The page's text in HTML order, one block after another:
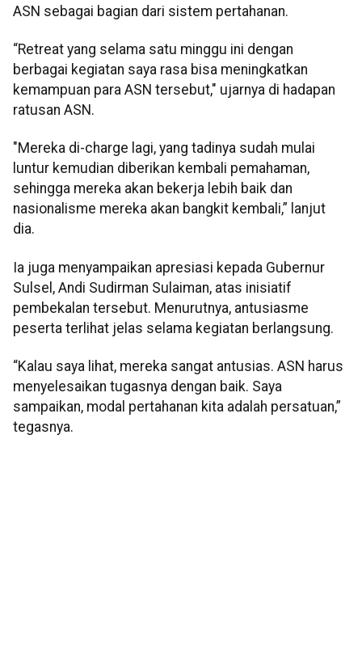
ASN sebagai bagian dari sistem pertahanan.
“Retreat yang selama satu minggu ini dengan
berbagai kegiatan saya rasa bisa meningkatkan
kemampuan para ASN tersebut," ujarnya di hadapan
ratusan ASN.
"Mereka di-charge lagi, yang tadinya sudah mulai
luntur kemudian diberikan kembali pemahaman,
sehingga mereka akan bekerja lebih baik dan
nasionalisme mereka akan bangkit kembali,” lanjut
dia.
Ia juga menyampaikan apresiasi kepada Gubernur
Sulsel, Andi Sudirman Sulaiman, atas inisiatif
pembekalan tersebut. Menurutnya, antusiasme
peserta terlihat jelas selama kegiatan berlangsung.
“Kalau saya lihat, mereka sangat antusias. ASN harus
menyelesaikan tugasnya dengan baik. Saya
sampaikan, modal pertahanan kita adalah persatuan,”
tegasnya.